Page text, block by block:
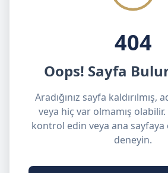
404
Oops! Sayfa
Aradığınız sayfa kaldırılmış,
veya hiç var olmamış
kontrol edin veya ana
deneyin.